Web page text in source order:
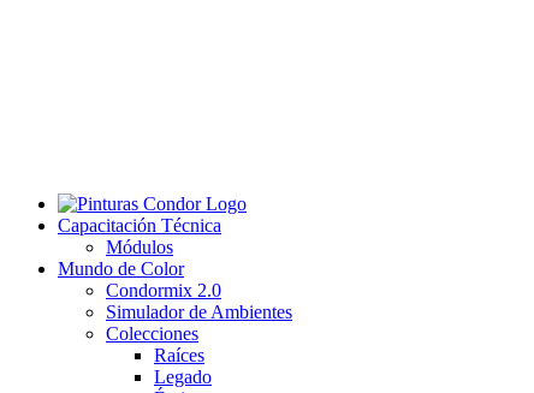
Capacitación Técnica
Módulos
Mundo de Color
Condormix 2.0
Simulador de Ambientes
Colecciones
Raíces
Legado